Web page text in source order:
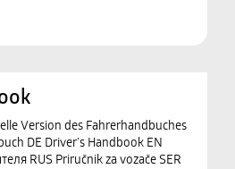
Version des Fahrerhandbuches
DE Driver’s Handbook EN
RUS Priručnik za vozače SER